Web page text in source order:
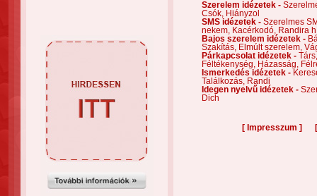
Szerelem idézetek -
Csók,
Hiányzol
SMS idézetek - Szerelmes
nekem,
Kacérkodó,
Randira
Bajos szerelem idézetek -
Szakítás,
Elmúlt szerelem,
Párkapcsolat idézetek -
Féltékenység,
Házasság,
Ismerkedés idézetek -
Találkozás,
Randi
Idegen nyelvű idézetek -
Dich
[ Impresszum ]